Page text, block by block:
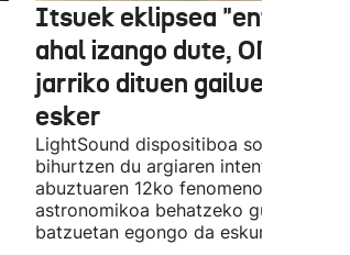
Itsuek eklipsea "entzun"
ahal izango dute, ONCEk
jarriko dituen gailue
esker
LightSound dispositiboa soinu
bihurtzen du argiaren intentsitatea,
abuztuaren 12ko fenomeno
astronomikoa behatzeko gune
batzuetan egongo da eskuragarri.